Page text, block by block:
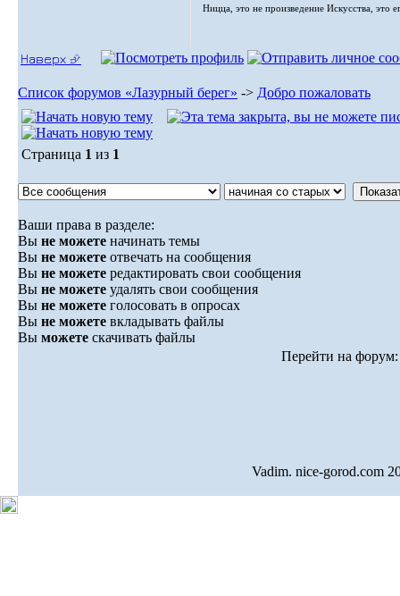
Ницца, это не произведение Искусства, это
Наверх ⮵
Список форумов «Лазурный берег» -> Добро пожаловать
Страница 1 из 1
Ваши права в разделе:
Вы не можете начинать темы
Вы не можете отвечать на сообщения
Вы не можете редактировать свои сообщения
Вы не можете удалять свои сообщения
Вы не можете голосовать в опросах
Вы не можете вкладывать файлы
Вы можете скачивать файлы
Перейти на
Vadim. nice-gorod.com